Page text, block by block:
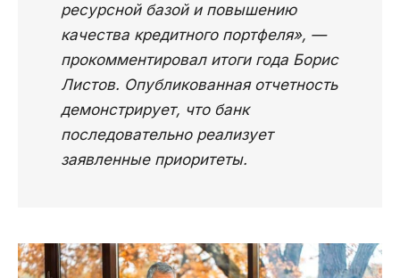
ресурсной базой и повышению
качества кредитного портфеля», —
прокомментировал итоги года Борис
Листов. Опубликованная отчетность
демонстрирует, что банк
последовательно реализует
заявленные приоритеты.